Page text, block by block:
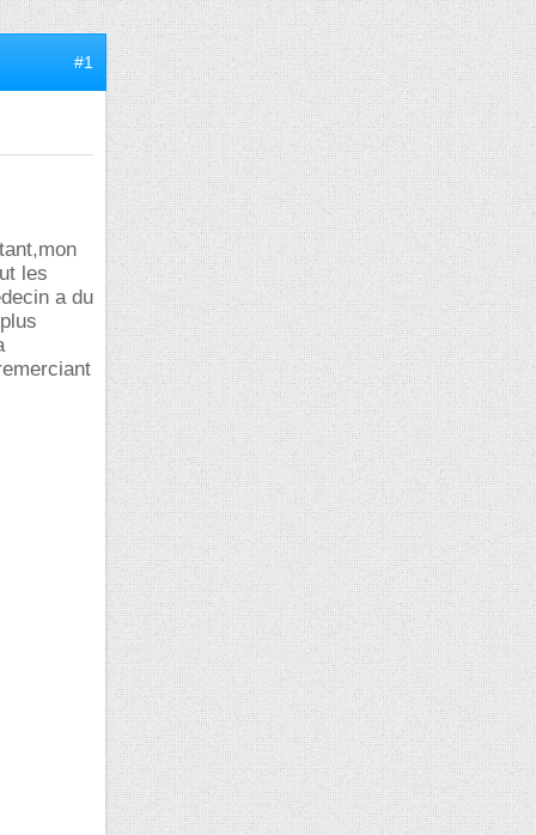
#1
les
a du